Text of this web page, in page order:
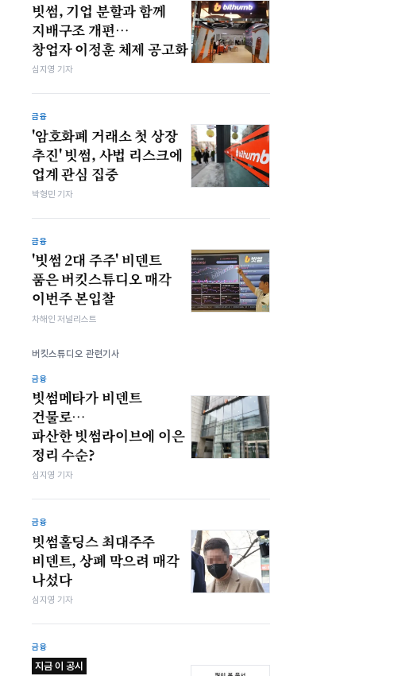
빗썸, 기업 분할과 함께
지배구조 개편…
창업자 이정훈 체제 공고화
심지영 기자
금융
'암호화폐 거래소 첫 상장
추진' 빗썸, 사법 리스크에
업계 관심 집중
박형민 기자
금융
'빗썸 2대 주주' 비덴트
품은 버킷스튜디오 매각
이번주 본입찰
차해인 저널리스트
버킷스튜디오 관련기사
금융
빗썸메타가 비덴트
건물로…
파산한 빗썸라이브에 이은
정리 수순?
심지영 기자
금융
빗썸홀딩스 최대주주
비덴트, 상폐 막으려 매각
나섰다
심지영 기자
금융
지금 이 공시